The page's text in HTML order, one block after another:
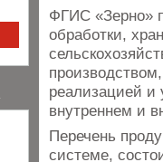
ФГИС «Зерно»
обработки,
реализацией и
внутреннем и
Перечень
системе,